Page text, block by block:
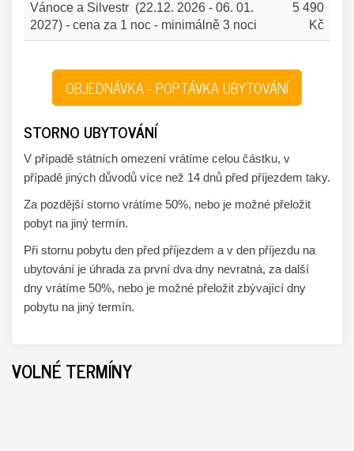
Vánoce a Silvestr (22.12. 2026 - 06. 01.
2027) - cena za 1 noc - minimálně 3 noci
5 490
Kč
OBJEDNÁVKA - POPTÁVKA UBYTOVÁNÍ
STORNO UBYTOVÁNÍ
V případě státních omezení vrátíme celou částku, v
případě jiných důvodů více než 14 dnů před příjezdem taky.
Za pozdější storno vrátíme 50%, nebo je možné přeložit
pobyt na jiný termín.
Při stornu pobytu den před příjezdem a v den příjezdu na
ubytování je úhrada za první dva dny nevratná, za další
dny vrátíme 50%, nebo je možné přeložit zbývající dny
pobytu na jiný termín.
VOLNÉ TERMÍNY